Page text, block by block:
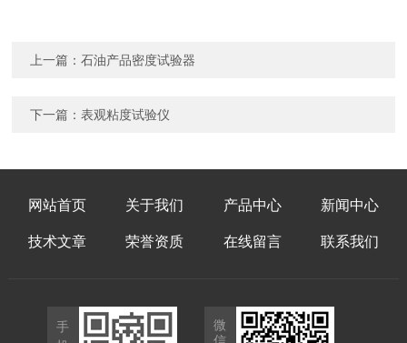
上一篇：石油产品密度试验器
下一篇：表观粘度试验仪
网站首页 关于我们 产品中心 新闻中心
技术文章 荣誉资质 在线留言 联系我们
手
微
信